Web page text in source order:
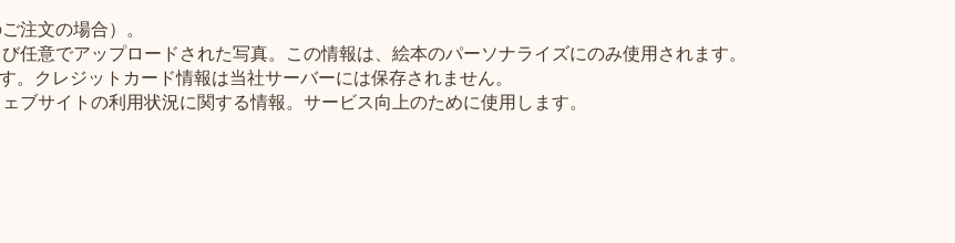
注文の場合）。
任意でアップロードされた写真。この情報は、絵本のパーソナライズにのみ使用されます。
クレジットカード情報は当社サーバーには保存されません。
ブサイトの利用状況に関する情報。サービス向上のために使用します。